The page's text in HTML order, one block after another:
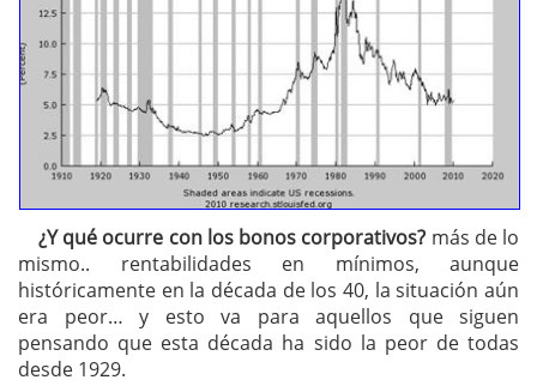
¿Y qué ocurre con los bonos corporativos? más de lo
mismo.. rentabilidades en mínimos, aunque
históricamente en la década de los 40, la situación aún
era peor… y esto va para aquellos que siguen
pensando que esta década ha sido la peor de todas
desde 1929.